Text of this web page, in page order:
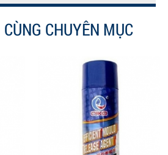
CHUYÊN MỤC